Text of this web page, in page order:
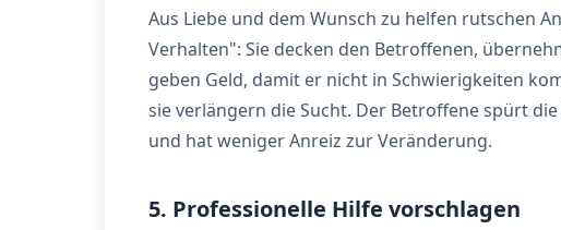
Aus Liebe und dem Wunsch zu helfen rutschen
Verhalten": Sie decken den Betroffenen,
geben Geld, damit er nicht in Schwierigkeiten
sie verlängern die Sucht. Der Betroffene spürt
und hat weniger Anreiz zur Veränderung.
5. Professionelle Hilfe vorschlagen